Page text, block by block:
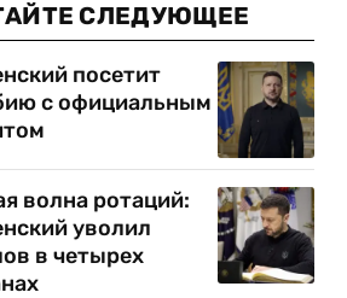
СЛЕДУЮЩЕЕ
посетит
с официальным
волна ротаций:
уволил
в четырех